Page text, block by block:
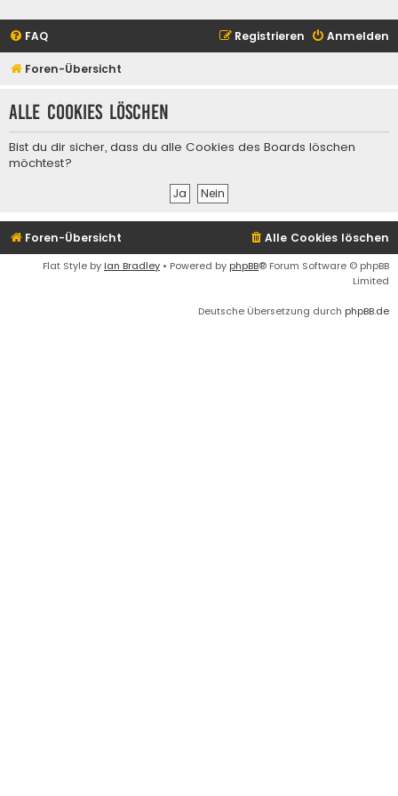
FAQ Anmelden
Registrieren
Foren-Übersicht
Alle Cookies löschen
Bist du dir sicher, dass du alle Cookies des Boards löschen
möchtest?
Foren-Übersicht Alle Cookies löschen
Flat Style by Ian Bradley • Powered by phpBB® Forum Software © phpBB
Limited
Deutsche Übersetzung durch phpBB.de